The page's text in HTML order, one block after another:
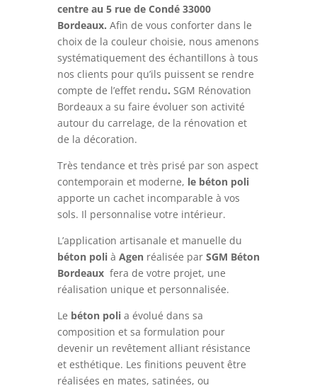
centre au 5 rue de Condé 33000
Bordeaux. Afin de vous conforter dans le
choix de la couleur choisie, nous amenons
systématiquement des échantillons à tous
nos clients pour qu’ils puissent se rendre
compte de l’effet rendu. SGM Rénovation
Bordeaux a su faire évoluer son activité
autour du carrelage, de la rénovation et
de la décoration.
Très tendance et très prisé par son aspect
contemporain et moderne, le béton poli
apporte un cachet incomparable à vos
sols. Il personnalise votre intérieur.
L’application artisanale et manuelle du
béton polià Agenréalisée par SGM Béton
Bordeauxfera de votre projet, une
réalisation unique et personnalisée.
Le béton polia évolué dans sa
composition et sa formulation pour
devenir un revêtement alliant résistance
et esthétique. Les finitions peuvent être
réalisées en mates, satinées, ou